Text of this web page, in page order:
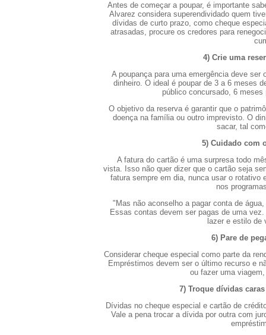
Antes de começar a poupar, é importante
Alvarez considera superendividado quem
dívidas de curto prazo, como cheque
atrasadas, procure os credores para
4) Crie uma
A poupança para uma emergência deve
dinheiro. O ideal é poupar de 3 a 6 meses
público concursado, 6
O objetivo da reserva é garantir que o
doença na família ou outro imprevisto. O
sacar, tal
5) Cuidado com
A fatura do cartão é uma surpresa todo
vista. Isso não quer dizer que o cartão seja
fatura sempre em dia, nunca usar o rotativo
nos
"Mas não aconselho a pagar conta de
Essas contas devem ser pagas de uma
lazer e estilo de
6) Pare de
Considerar cheque especial como parte da
Empréstimos devem ser o último recurso e
ou fazer uma
7) Troque dívidas
Dívidas no cheque especial e cartão de
Vale a pena trocar a dívida por outra com